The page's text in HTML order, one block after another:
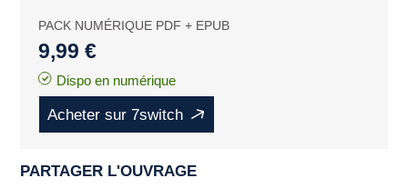
PACK NUMÉRIQUE PDF + EPUB
9,99 €
Dispo en numérique
Acheter sur 7switch
PARTAGER L'OUVRAGE